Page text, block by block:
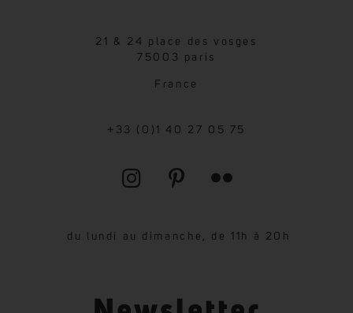
21 & 24 place des vosges
75003 paris
France
+33 (0)1 40 27 05 75
du lundi au dimanche, de 11h à 20h